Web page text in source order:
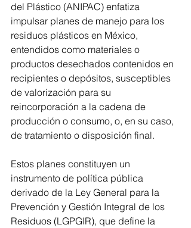
del Plástico (ANIPAC) enfatiza
impulsar planes de manejo para los
residuos plásticos en México,
entendidos como materiales o
productos desechados contenidos en
recipientes o depósitos, susceptibles
de valorización para su
reincorporación a la cadena de
producción o consumo, o, en su caso,
de tratamiento o disposición final.
Estos planes constituyen un
instrumento de política pública
derivado de la Ley General para la
Prevención y Gestión Integral de los
Residuos (LGPGIR), que define la